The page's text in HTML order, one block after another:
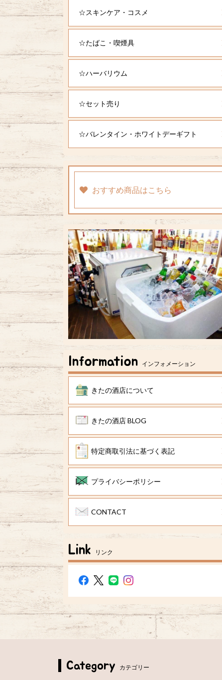
☆スキンケア・コスメ
☆たばこ・喫煙具
☆ハーバリウム
☆セット売り
☆バレンタイン・ホワイトデーギフト
おすすめ商品はこちら
Information インフォメーション
きたの酒店について
きたの酒店 BLOG
特定商取引法に基づく表記
プライバシーポリシー
CONTACT
Link リンク
Category カテゴリー